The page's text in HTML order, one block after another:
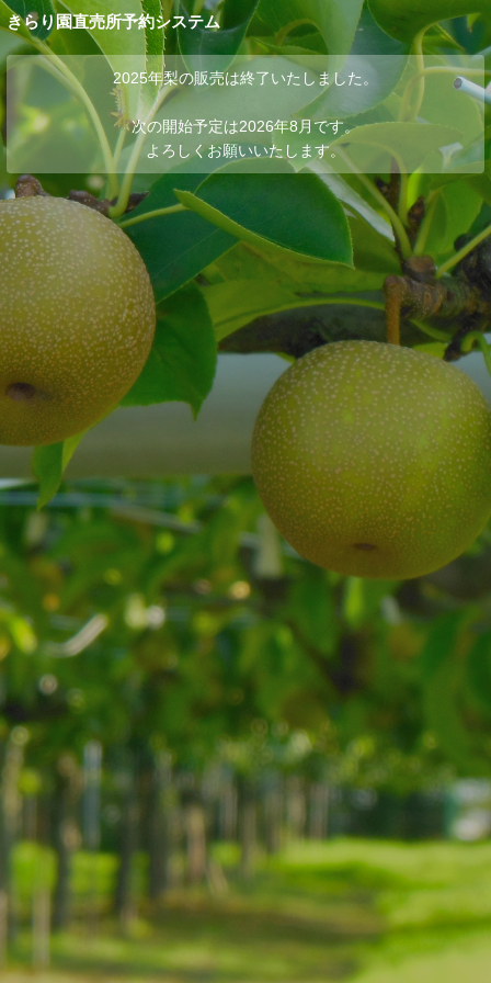
きらり園直売所予約システム
2025年梨の販売は終了いたしました。
次の開始予定は2026年8月です。
よろしくお願いいたします。